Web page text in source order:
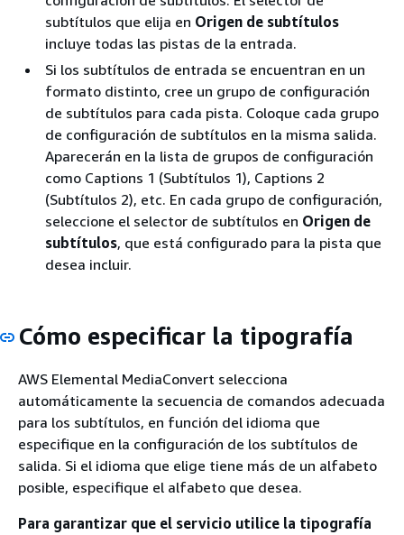
subtítulos que elija en Origen de subtítulos
incluye todas las pistas de la entrada.
Si los subtítulos de entrada se encuentran en un
formato distinto, cree un grupo de configuración
de subtítulos para cada pista. Coloque cada grupo
de configuración de subtítulos en la misma salida.
Aparecerán en la lista de grupos de configuración
como Captions 1 (Subtítulos 1), Captions 2
(Subtítulos 2), etc. En cada grupo de configuración,
seleccione el selector de subtítulos en Origen de
subtítulos, que está configurado para la pista que
desea incluir.
Cómo especificar la tipografía
AWS Elemental MediaConvert selecciona
automáticamente la secuencia de comandos adecuada
para los subtítulos, en función del idioma que
especifique en la configuración de los subtítulos de
salida. Si el idioma que elige tiene más de un alfabeto
posible, especifique el alfabeto que desea.
Para garantizar que el servicio utilice la tipografía